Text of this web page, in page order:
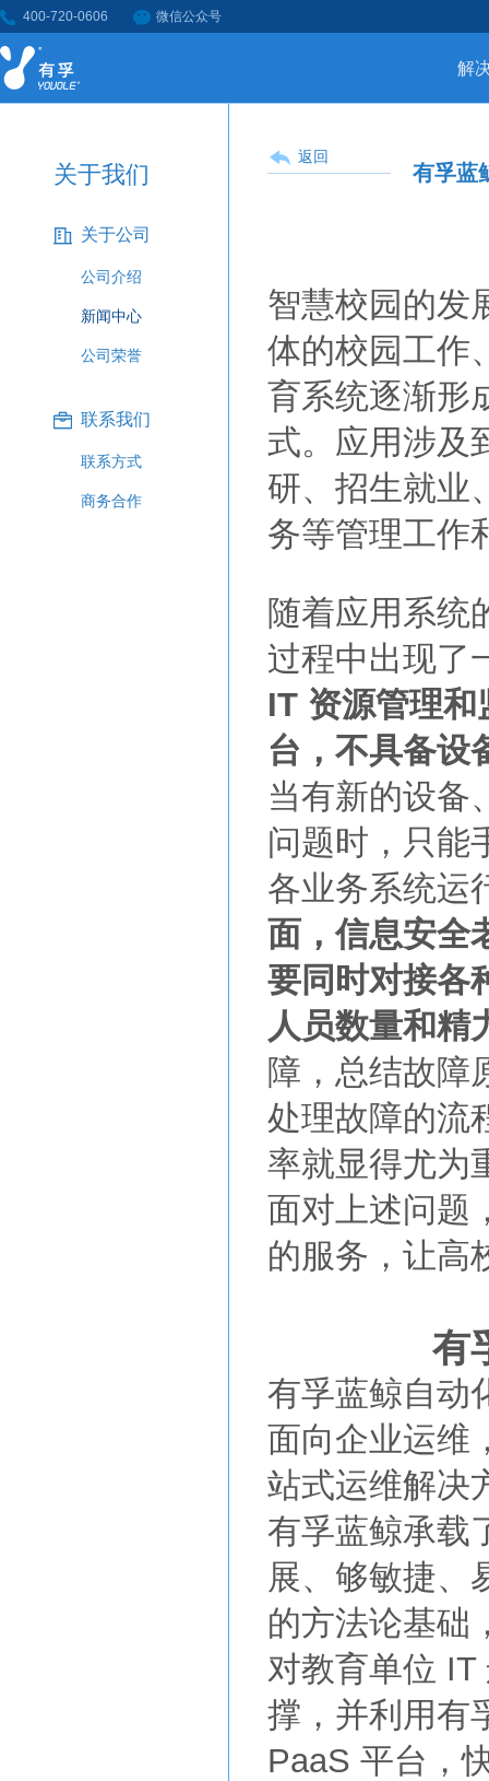
400-720-0606 微信公众号
解
关于我们
关于公司
公司介绍
新闻中心
公司荣誉
联系我们
联系方式
商务合作
返回
有孚蓝
智慧校园的发
体的校园工作
育系统逐渐形
式。应用涉及
研、招生就业
务等管理工作
随着应用系统
过程中出现了
IT 资源管理
台，不具备设
当有新的设备
问题时，只能
各业务系统运
面，信息安全
要同时对接各
人员数量和精
障，总结故障
处理故障的流
率就显得尤为
面对上述问题
的服务，让高
有
有孚蓝鲸自动
面向企业运维
站式运维解决
有孚蓝鲸承载
展、够敏捷、
的方法论基础
对教育单位 IT
撑，并利用有
PaaS 平台，